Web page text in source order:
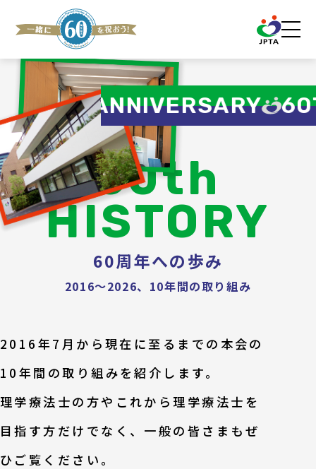
60th
HISTORY
60周年への歩み
2016～2026、10年間の取り組み
2016年7月から現在に至るまでの本会の
10年間の取り組みを紹介します。
理学療法士の方やこれから理学療法士を
目指す方だけでなく、一般の皆さまもぜ
ひご覧ください。
ANNIVERSARY 60TH